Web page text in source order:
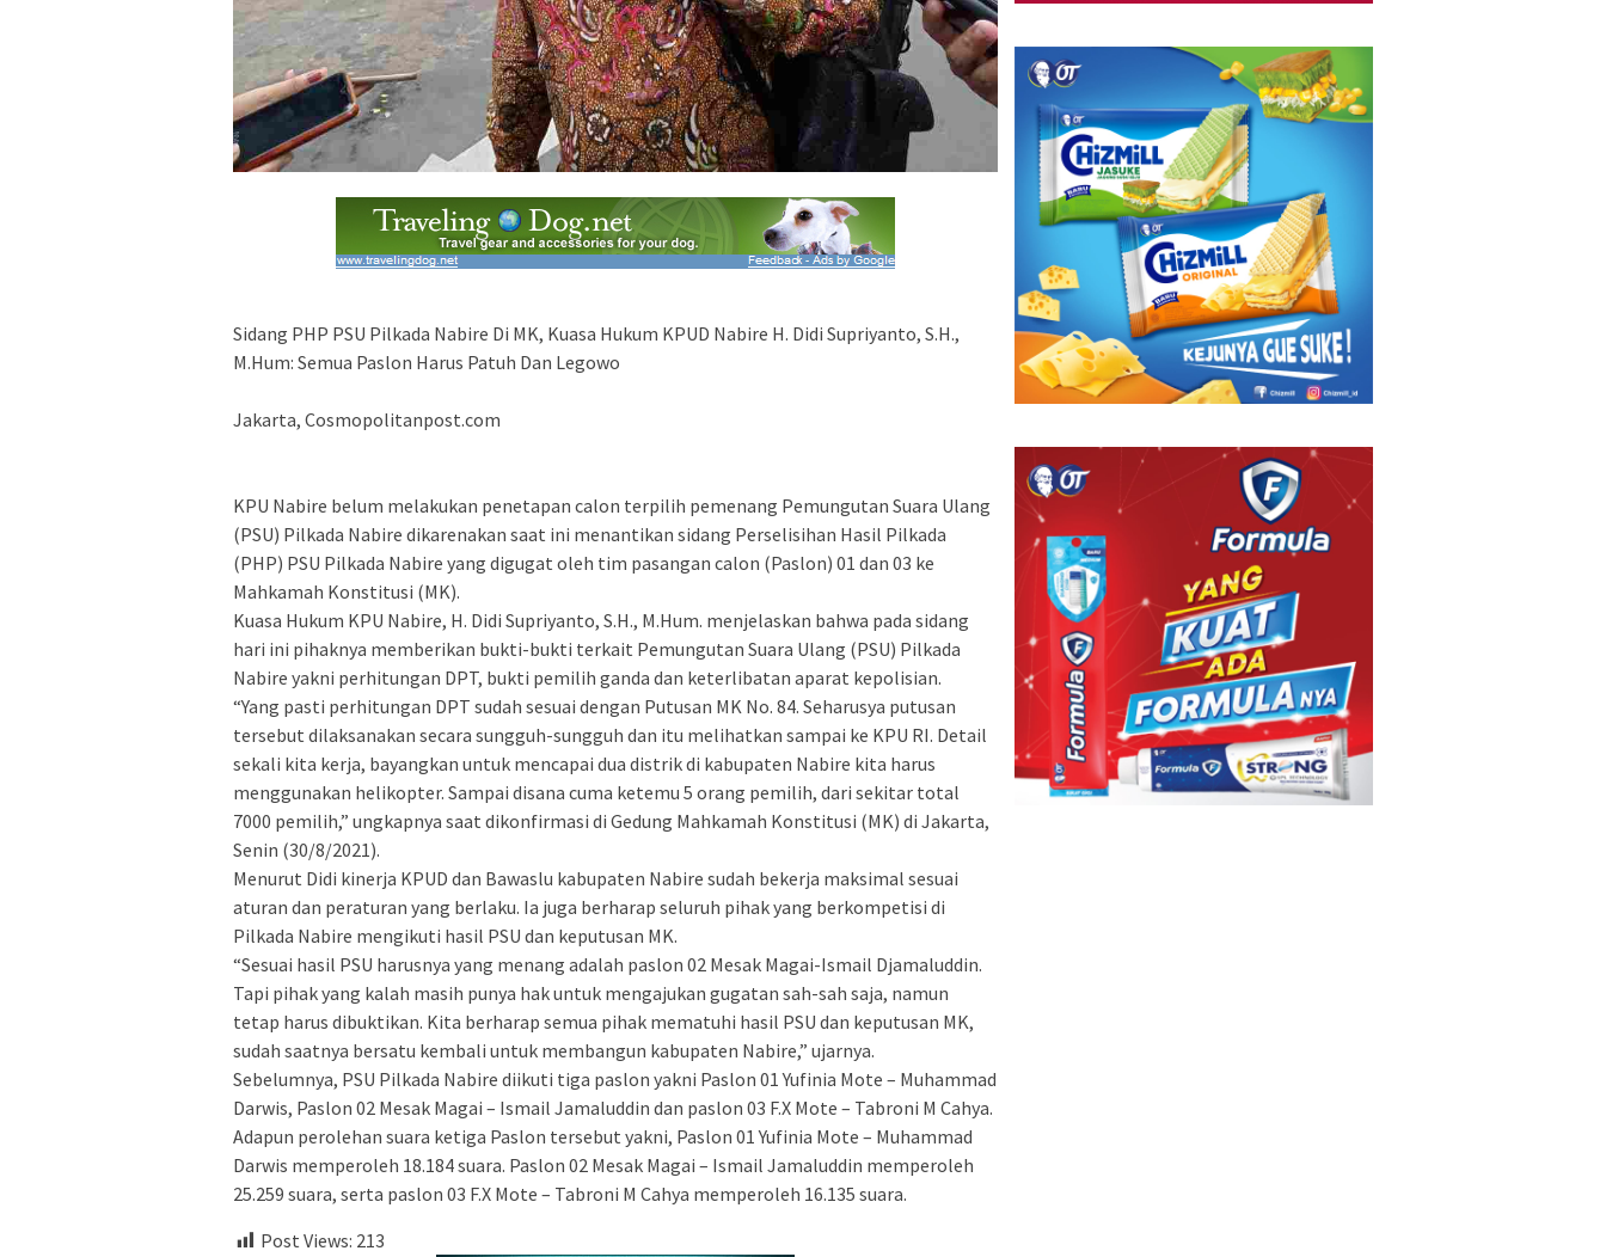
Sidang PHP PSU Pilkada Nabire Di MK, Kuasa Hukum KPUD Nabire H. Didi Supriyanto, S.H.,
M.Hum: Semua Paslon Harus Patuh Dan Legowo
Jakarta, Cosmopolitanpost.com
KPU Nabire belum melakukan penetapan calon terpilih pemenang Pemungutan Suara Ulang
(PSU) Pilkada Nabire dikarenakan saat ini menantikan sidang Perselisihan Hasil Pilkada
(PHP) PSU Pilkada Nabire yang digugat oleh tim pasangan calon (Paslon) 01 dan 03 ke
Mahkamah Konstitusi (MK).
Kuasa Hukum KPU Nabire, H. Didi Supriyanto, S.H., M.Hum. menjelaskan bahwa pada sidang
hari ini pihaknya memberikan bukti-bukti terkait Pemungutan Suara Ulang (PSU) Pilkada
Nabire yakni perhitungan DPT, bukti pemilih ganda dan keterlibatan aparat kepolisian.
“Yang pasti perhitungan DPT sudah sesuai dengan Putusan MK No. 84. Seharusya putusan
tersebut dilaksanakan secara sungguh-sungguh dan itu melihatkan sampai ke KPU RI. Detail
sekali kita kerja, bayangkan untuk mencapai dua distrik di kabupaten Nabire kita harus
menggunakan helikopter. Sampai disana cuma ketemu 5 orang pemilih, dari sekitar total
7000 pemilih,” ungkapnya saat dikonfirmasi di Gedung Mahkamah Konstitusi (MK) di Jakarta,
Senin (30/8/2021).
Menurut Didi kinerja KPUD dan Bawaslu kabupaten Nabire sudah bekerja maksimal sesuai
aturan dan peraturan yang berlaku. Ia juga berharap seluruh pihak yang berkompetisi di
Pilkada Nabire mengikuti hasil PSU dan keputusan MK.
“Sesuai hasil PSU harusnya yang menang adalah paslon 02 Mesak Magai-Ismail Djamaluddin.
Tapi pihak yang kalah masih punya hak untuk mengajukan gugatan sah-sah saja, namun
tetap harus dibuktikan. Kita berharap semua pihak mematuhi hasil PSU dan keputusan MK,
sudah saatnya bersatu kembali untuk membangun kabupaten Nabire,” ujarnya.
Sebelumnya, PSU Pilkada Nabire diikuti tiga paslon yakni Paslon 01 Yufinia Mote – Muhammad
Darwis, Paslon 02 Mesak Magai – Ismail Jamaluddin dan paslon 03 F.X Mote – Tabroni M Cahya.
Adapun perolehan suara ketiga Paslon tersebut yakni, Paslon 01 Yufinia Mote – Muhammad
Darwis memperoleh 18.184 suara. Paslon 02 Mesak Magai – Ismail Jamaluddin memperoleh
25.259 suara, serta paslon 03 F.X Mote – Tabroni M Cahya memperoleh 16.135 suara.
Post Views: 213